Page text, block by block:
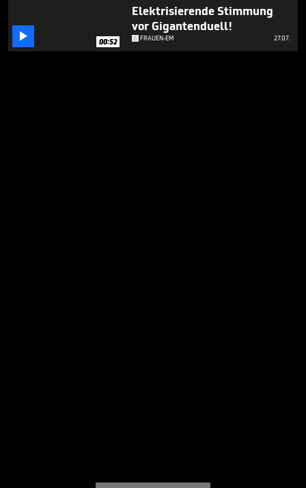
 00:52
Elektrisierende Stimmung
vor Gigantenduell!
FRAUEN-EM 27.07.